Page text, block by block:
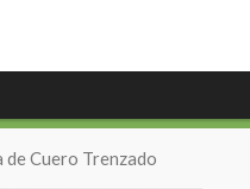
de Cuero Trenzado